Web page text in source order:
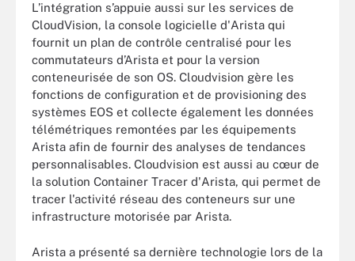
L’intégration s’appuie aussi sur les services de
CloudVision, la console logicielle d'Arista qui
fournit un plan de contrôle centralisé pour les
commutateurs d’Arista et pour la version
conteneurisée de son OS. Cloudvision gère les
fonctions de configuration et de provisioning des
systèmes EOS et collecte également les données
télémétriques remontées par les équipements
Arista afin de fournir des analyses de tendances
personnalisables. Cloudvision est aussi au cœur de
la solution Container Tracer d'Arista, qui permet de
tracer l'activité réseau des conteneurs sur une
infrastructure motorisée par Arista.
Arista a présenté sa dernière technologie lors de la